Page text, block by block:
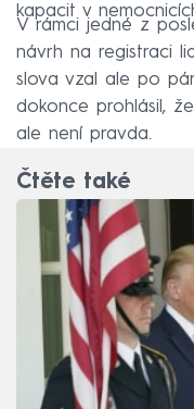
kapacit v
V rámci jedné z
návrh na registraci
slova vzal ale po
dokonce prohlásil,
ale není pravda.
Čtěte také